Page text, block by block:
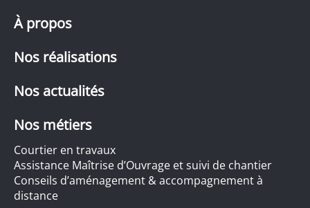
À propos
Nos réalisations
Nos actualités
Nos métiers
Courtier en travaux
Assistance Maîtrise d’Ouvrage et suivi de chantier
Conseils d’aménagement & accompagnement à
distance